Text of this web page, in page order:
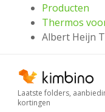
Producten
Thermos
Albert Heijn
Laatste folders,
kortingen